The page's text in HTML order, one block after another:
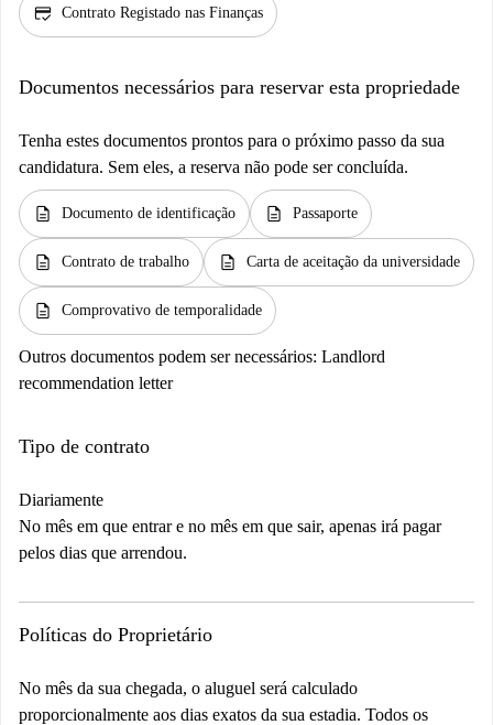
credit_score Contrato Registado nas Finanças
Documentos necessários para reservar esta propriedade
Tenha estes documentos prontos para o próximo passo da sua
candidatura. Sem eles, a reserva não pode ser concluída.
description Documento de identificação description Passaporte
description Contrato de trabalho description Carta de aceitação da universidade
description Comprovativo de temporalidade
Outros documentos podem ser necessários: Landlord
recommendation letter
Tipo de contrato
Diariamente
No mês em que entrar e no mês em que sair, apenas irá pagar
pelos dias que arrendou.
Políticas do Proprietário
No mês da sua chegada, o aluguel será calculado
proporcionalmente aos dias exatos da sua estadia. Todos os